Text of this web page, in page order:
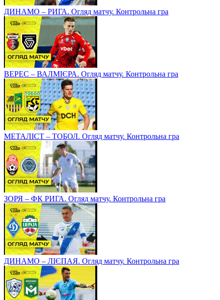
ДИНАМО – РИГА. Огляд матчу. Контрольна гра
ВЕРЕС – ВАЛМІЄРА. Огляд матчу. Контрольна гра
МЕТАЛІСТ – ТОБОЛ. Огляд матчу. Контрольна гра
ЗОРЯ – ФК РИГА. Огляд матчу. Контрольна гра
ДИНАМО – ЛІЄПАЯ. Огляд матчу. Контрольна гра